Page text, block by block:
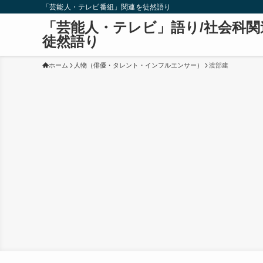
「芸能人・テレビ番組」関連を徒然語り
「芸能人・テレビ」語り/社会科
徒然語り
ホーム 人物（俳優・タレント・インフルエンサー） 渡部建